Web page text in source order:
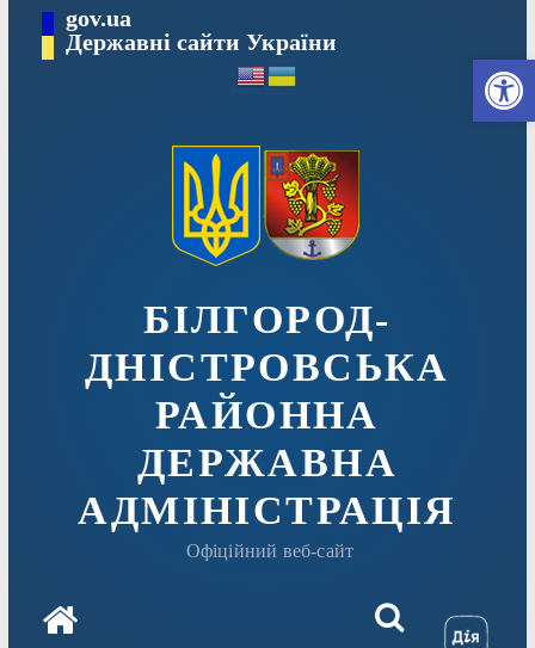
вмісту
gov.ua
Державні сайти України
БІЛГОРОД-
ДНІСТРОВСЬКА
РАЙОННА
ДЕРЖАВНА
АДМІНІСТРАЦІЯ
Офіційний веб-сайт